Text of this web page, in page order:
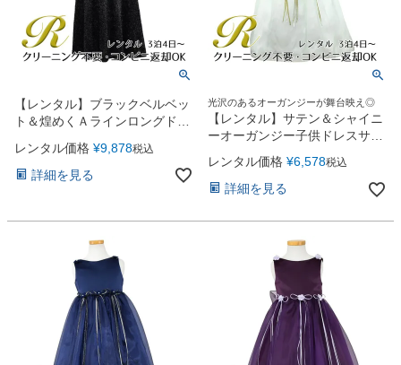
【レンタル】ブラックベルベッ
ト＆煌めくＡラインロングドレ
ス※コルセットバックリボン結
び型(YP157B)ブラック
レンタル価格 ¥9,878税込
詳細を見る
光沢のあるオーガンジーが舞台映え◎
【レンタル】サテン＆シャイニ
ーオーガンジー子供ドレスサニ
ー(KD149)セージ
レンタル価格 ¥6,578税込
詳細を見る